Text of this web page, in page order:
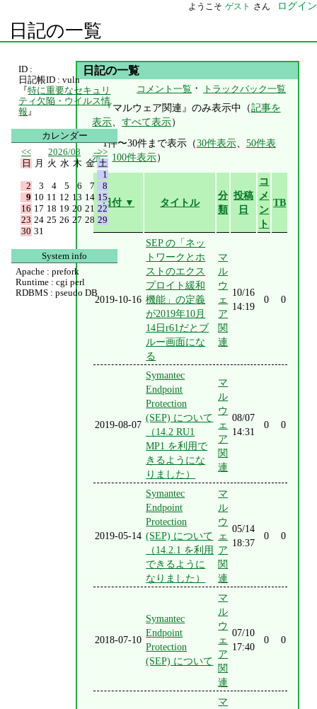
ようこそ ゲスト さん ログイン
日記の一覧
日記の一覧
コメント一覧 ・ トラックバック一覧
『マルウェア関連』のみ表示中（記事を
表示、すべて表示）
1件〜30件まで表示（30件表示、 50件表
示、 100件表示）
日付 ▼ タイトル
分
類
投稿
日
コ
メ
ン
ト
TB
2019-10-16
SEP の「ネッ
トワークとホ
ストのエクス
プロイト緩和
機能」の定義
が2019年10月
14日r61だとブ
ルー画面にな
る
マ
ル
ウ
ェ
ア
関
連
10/16
14:19
0 0
2019-08-07
Symantec
Endpoint
Protection
(SEP) について
（14.2 RU1
MP1 を利用で
きるようにな
りました）
マ
ル
ウ
ェ
ア
関
連
08/07
14:31
0 0
2019-05-14
Symantec
Endpoint
Protection
(SEP) について
（14.2.1 を利用
できるように
なりました）
マ
ル
ウ
ェ
ア
関
連
05/14
18:37
0 0
2018-07-10
Symantec
Endpoint
Protection
(SEP) について
マ
ル
ウ
ェ
ア
関
連
07/10
17:40
0 0
マ
ID :
日記帳ID : vuln
『特に重要なセキュリ
ティ欠陥・ウイルス情
報 』
カレンダー
<<
2026/08
>>
日
月 火 水 木 金 土
1
2
3 4 5 6 7
8
9 10 11 12 13 14 15
16 17 18 19 20 21 22
23 24 25 26 27 28 29
30 31
System info
Apache : prefork
Runtime : cgi perl
RDBMS : pseudo DB